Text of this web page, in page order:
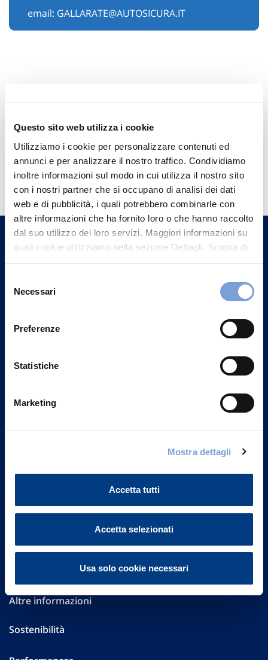
Questo sito web utilizza i cookie
Utilizziamo i cookie per personalizzare contenuti ed
annunci e per analizzare il nostro traffico. Condividiamo
inoltre informazioni sul modo in cui utilizza il nostro sito
con i nostri partner che si occupano di analisi dei dati
web e di pubblicità, i quali potrebbero combinarle con
altre informazioni che ha fornito loro o che hanno raccolto
dal suo utilizzo dei loro servizi. Maggiori informazioni su
quali cookie utilizziamo nella sezione Dettagli. Scopra di
più su chi siamo, come può contattarci e come trattiamo i
può trovare nel footer del sito nella sezione "Informativa
delNecessari
Preferenze
Statistiche
Marketing
Mostra dettagli
Accetta tutti
Accetta selezionati
Usa solo cookie necessari
email: GALLARATE@AUTOSICURA.IT
Hai bisogno di
informazioni?
Trova l'Agenzia più vicina a te e parla con
un nostro Agente.
20149 Milano
FAQ
Governance
Investor Relations
Altre informazioni
Sostenibilità